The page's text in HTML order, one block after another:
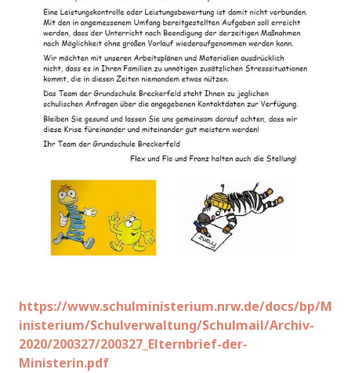
https://www.schulministerium.nrw.de/docs/bp/M
inisterium/Schulverwaltung/Schulmail/Archiv-
2020/200327/200327_Elternbrief-der-
Ministerin.pdf